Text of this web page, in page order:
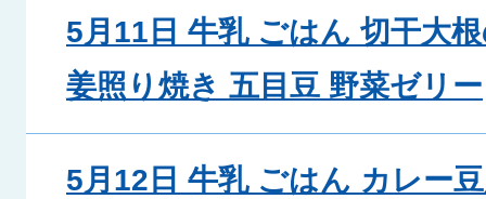
5月11日 牛乳 ごはん 切干大
姜照り焼き 五目豆 野菜ゼリー
5月12日 牛乳 ごはん カレー